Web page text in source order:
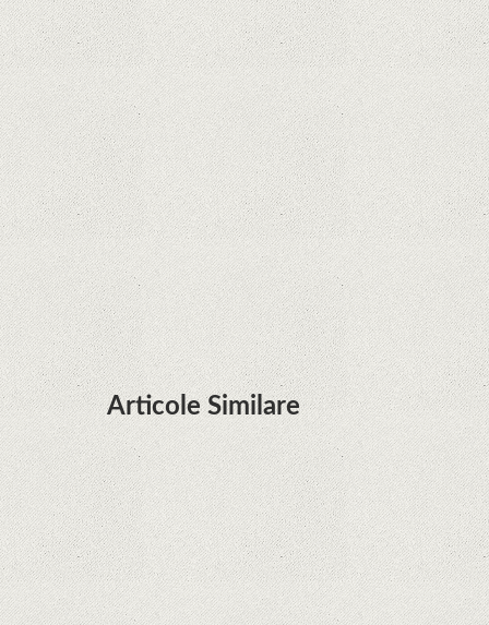
Curtea Supremă reglementează în favoarea
Google în Oracle Java Fight
Zvon: aplicațiile Google nu se mai pot instala pe
terminalele Huawei cu procesoare Kirin
Huawei P50 primeşte o posibilă dată de lansare
şi e mai curând decât credeam; Are cameră
telephoto cu zoom optic variabil
Articole Similare
Microsoft lucrează la dezvoltarea unui procesor
proprietar pentru dispozitivele Surface
Hoții de telefoane dezvăluie cum fură și banii
victimelor, folosind doar cartela SIM